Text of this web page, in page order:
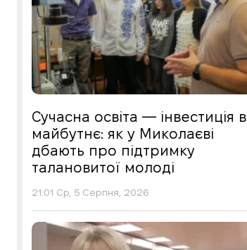
Сучасна освіта — інвестиція в
майбутнє: як у Миколаєві
дбають про підтримку
талановитої молоді
21:01 Ср, 5 Серпня, 2026